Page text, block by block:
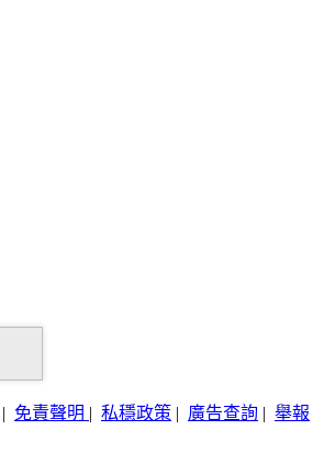
| 免責聲明 | 私穩政策 | 廣告查詢 | 舉報